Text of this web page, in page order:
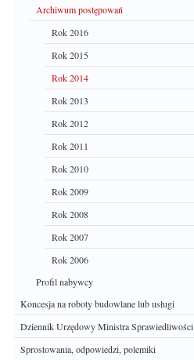
Archiwum postępowań
Rok 2016
Rok 2015
Rok 2014
Rok 2013
Rok 2012
Rok 2011
Rok 2010
Rok 2009
Rok 2008
Rok 2007
Rok 2006
Profil nabywcy
Koncesja na roboty budowlane lub usługi
Dziennik Urzędowy Ministra Sprawiedliwości
Sprostowania, odpowiedzi, polemiki